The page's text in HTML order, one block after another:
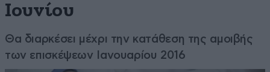
Ιουνίου
Θα διαρκέσει μέχρι την κατάθεση της αμοιβής
των επισκέψεων Ιανουαρίου 2016